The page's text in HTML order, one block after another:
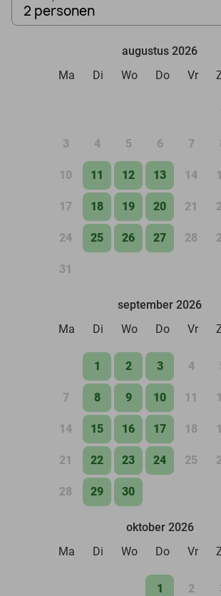
2 personen
augustus 2026
Ma
Di Wo Do Vr
3 4 5 6 7
10 11 12 13 14
17 18 19 20 21
24 25 26 27 28
31
september 2026
Ma
Di Wo Do Vr
1 2 3 4
7 8 9 10 11
14 15 16 17 18
21 22 23 24 25
28 29 30
oktober 2026
Ma
Di Wo Do Vr
1 2